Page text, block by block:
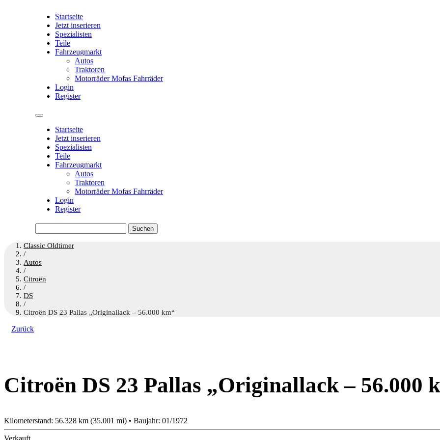
Startseite
Jetzt inserieren
Spezialisten
Teile
Fahrzeugmarkt
Autos
Traktoren
Motorräder Mofas Fahrräder
Login
Register
Startseite
Jetzt inserieren
Spezialisten
Teile
Fahrzeugmarkt
Autos
Traktoren
Motorräder Mofas Fahrräder
Login
Register
nach:
Classic Oldtimer
/
Autos
/
Citroën
/
DS
/
Citroën DS 23 Pallas „Originallack – 56.000 km“
Zurück
Citroën DS 23 Pallas „Originallack – 56.000
Kilometerstand: 56.328 km (35.001 mi) • Baujahr: 01/1972
Verkauft